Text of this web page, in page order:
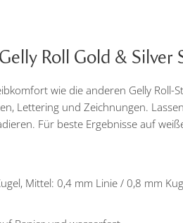
Roll Gold & Silver
wie die anderen Gelly Roll-
Lettering und Zeichnungen.
Für beste Ergebnisse auf
Mittel: 0,4 mm Linie / 0,8 mm